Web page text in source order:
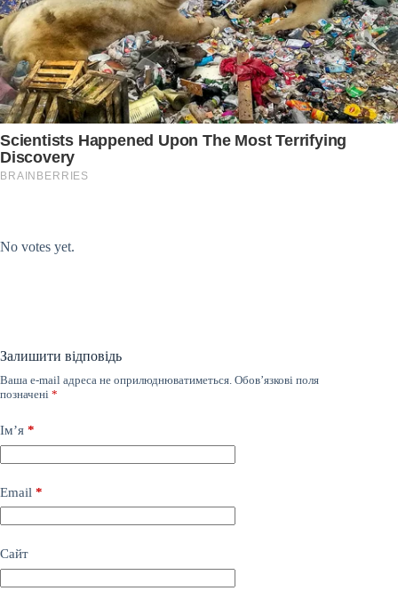
No votes yet.
Залишити відповідь
Ваша e-mail адреса не оприлюднюватиметься. Обов’язкові поля
позначені *
Ім’я *
Email *
Сайт